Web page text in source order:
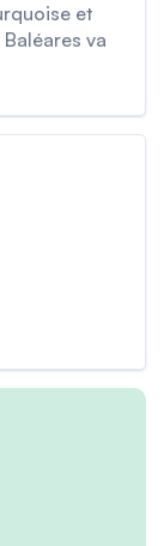
et
va